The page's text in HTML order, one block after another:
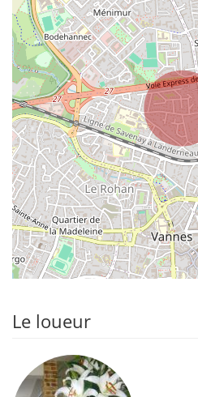
Le loueur